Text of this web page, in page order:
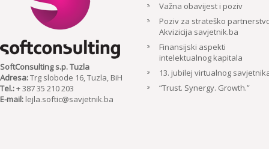
SoftConsulting s.p. Tuzla
Adresa:Trg slobode 16, Tuzla, BiH
Tel.:+ 387 35 210 203
E-mail: lejla.softic@savjetnik.ba
Važna obavijest i poziv
Poziv za strateško
Akvizicija savjetnik.ba
Finansijski aspekti
intelektualnog kapitala
13. jubilej virtualnog
“Trust. Synergy. Growth.”